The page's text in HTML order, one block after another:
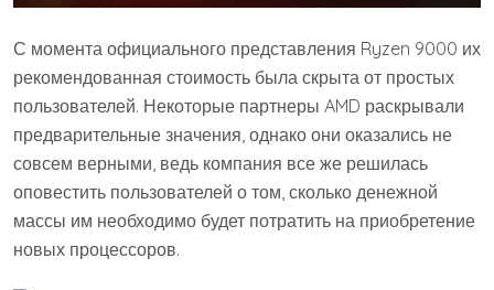
С момента официального представления Ryzen 9000 их
рекомендованная стоимость была скрыта от простых
пользователей. Некоторые партнеры AMD раскрывали
предварительные значения, однако они оказались не
совсем верными, ведь компания все же решилась
оповестить пользователей о том, сколько денежной
массы им необходимо будет потратить на приобретение
новых процессоров.